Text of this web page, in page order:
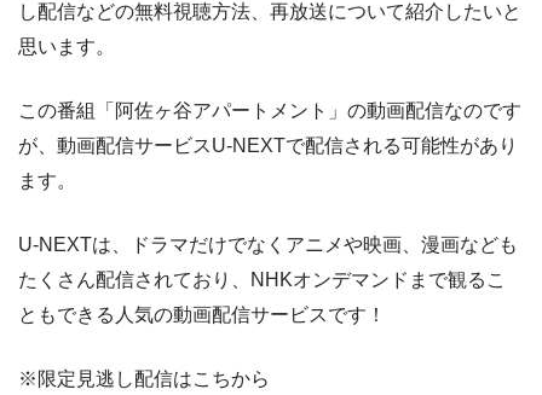
し配信などの無料視聴方法、再放送について紹介したいと
思います。
この番組「阿佐ヶ谷アパートメント」の動画配信なのです
が、動画配信サービスU-NEXTで配信される可能性があり
ます。
U-NEXTは、ドラマだけでなくアニメや映画、漫画なども
たくさん配信されており、NHKオンデマンドまで観るこ
ともできる人気の動画配信サービスです！
※限定見逃し配信はこちから